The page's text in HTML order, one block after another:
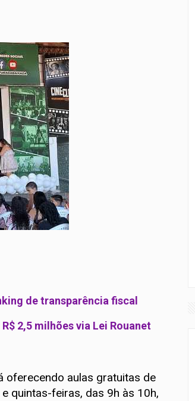
de transparência fiscal
2,5 milhões via Lei Rouanet
oferecendo aulas gratuitas de
quintas-feiras, das 9h às 10h,